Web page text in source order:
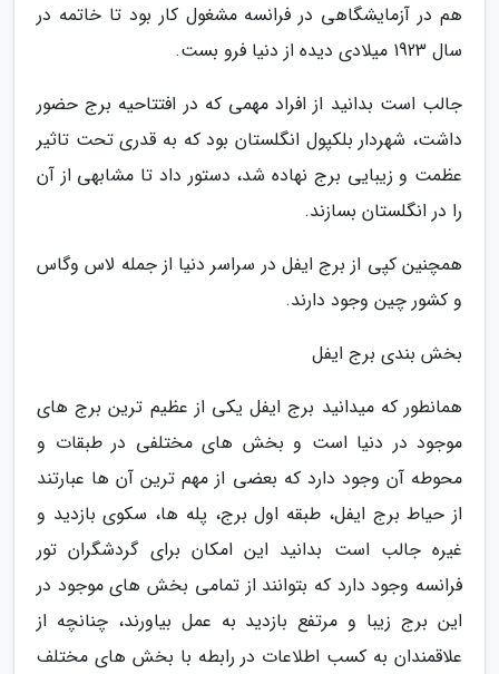
هم در آزمایشگاهی در فرانسه مشغول کار بود تا خاتمه در
سال 1923 میلادی دیده از دنیا فرو بست.
جالب است بدانید از افراد مهمی که در افتتاحیه برج حضور
داشت، شهردار بلکپول انگلستان بود که به قدری تحت تاثیر
عظمت و زیبایی برج نهاده شد، دستور داد تا مشابهی از آن
را در انگلستان بسازند.
همچنین کپی از برج ایفل در سراسر دنیا از جمله لاس وگاس
و کشور چین وجود دارند.
بخش بندی برج ایفل
همانطور که میدانید برج ایفل یکی از عظیم ترین برج های
موجود در دنیا است و بخش های مختلفی در طبقات و
محوطه آن وجود دارد که بعضی از مهم ترین آن ها عبارتند
از حیاط برج ایفل، طبقه اول برج، پله ها، سکوی بازدید و
غیره جالب است بدانید این امکان برای گردشگران تور
فرانسه وجود دارد که بتوانند از تمامی بخش های موجود در
این برج زیبا و مرتفع بازدید به عمل بیاورند، چنانچه از
علاقمندان به کسب اطلاعات در رابطه با بخش های مختلف